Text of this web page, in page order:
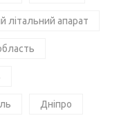
літальний апарат
Дніпро